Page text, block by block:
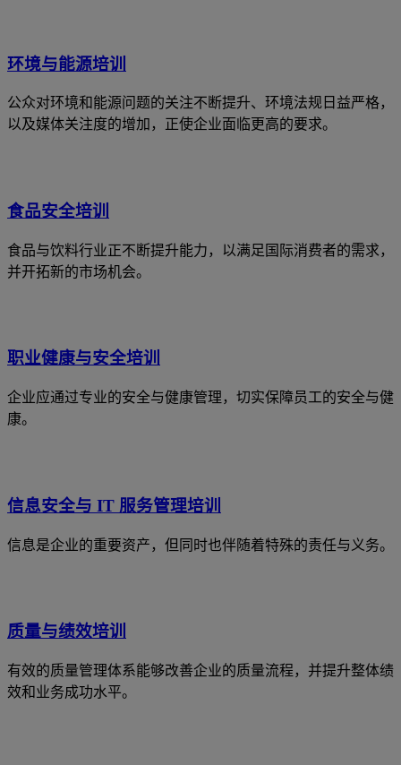
环境与能源培训
公众对环境和能源问题的关注不断提升、环境法规日益严格，
以及媒体关注度的增加，正使企业面临更高的要求。
食品安全培训
食品与饮料行业正不断提升能力，以满足国际消费者的需求，
并开拓新的市场机会。
职业健康与安全培训
企业应通过专业的安全与健康管理，切实保障员工的安全与健
康。
信息安全与 IT 服务管理培训
信息是企业的重要资产，但同时也伴随着特殊的责任与义务。
质量与绩效培训
有效的质量管理体系能够改善企业的质量流程，并提升整体绩
效和业务成功水平。